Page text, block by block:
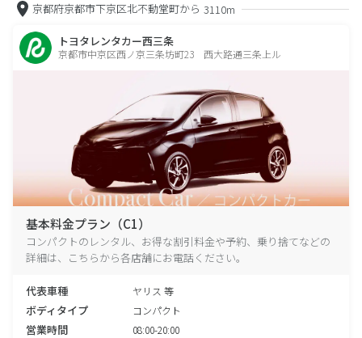
京都府京都市下京区北不動堂町から 3110m
トヨタレンタカー西三条
京都市中京区西ノ京三条坊町23 西大路通三条上ル
基本料金プラン（C1）
コンパクトのレンタル、お得な割引料金や予約、乗り捨てなどの
詳細は、こちらから各店舗にお電話ください。
代表車種 ヤリス 等
ボディタイプ コンパクト
営業時間 08:00-20:00